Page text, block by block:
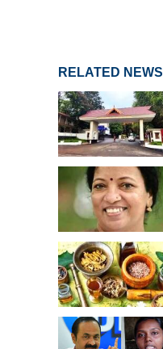
RELATED NEWS